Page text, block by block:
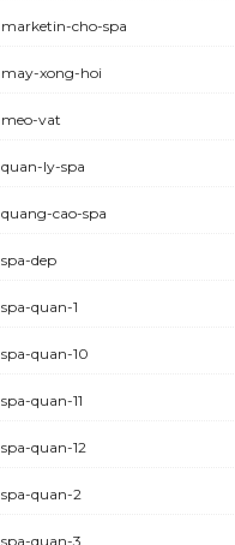
marketin-cho-spa
may-xong-hoi
meo-vat
quan-ly-spa
quang-cao-spa
spa-dep
spa-quan-1
spa-quan-10
spa-quan-11
spa-quan-12
spa-quan-2
spa-quan-3